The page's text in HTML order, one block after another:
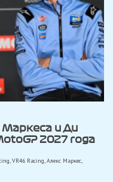
Маркеса и Ди
2027 года
,VR46 Racing,Алекс Маркес